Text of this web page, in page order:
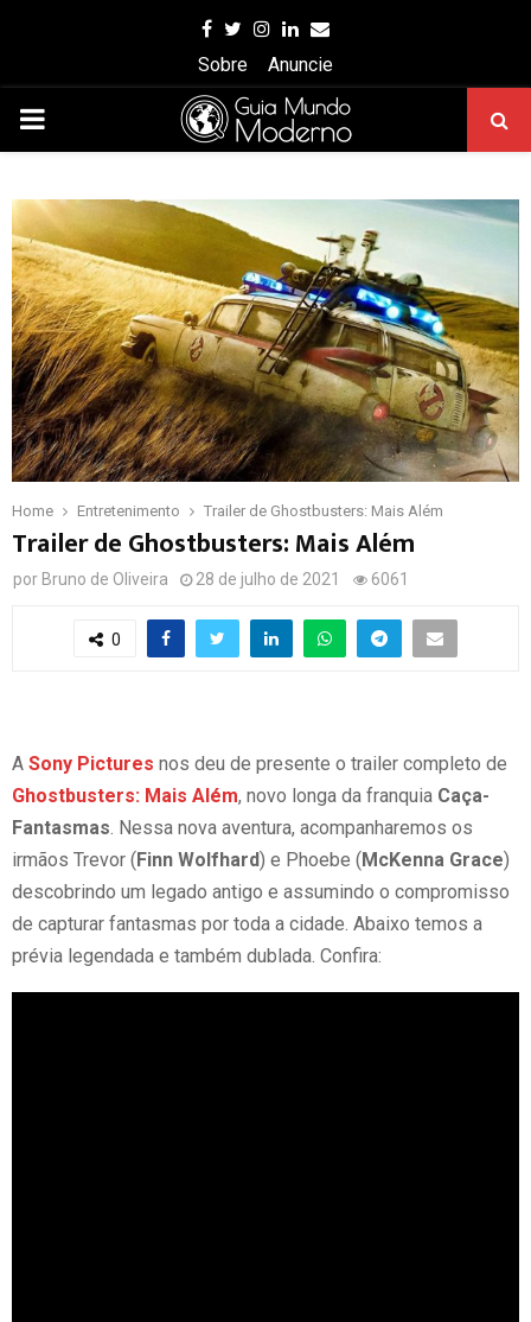
Facebook
Twitter
Instagram
Linkedin
Email
Sobre
Anuncie
PRIMARY
Home Entretenimento Trailer de Ghostbusters: Mais Além
Trailer de Ghostbusters: Mais Além
por Bruno de Oliveira 28 de julho de 2021 6061
0
A Sony Pictures nos deu de presente o trailer completo de
Ghostbusters: Mais Além, novo longa da franquia Caça-
Fantasmas . Nessa nova aventura, acompanharemos os
irmãos Trevor (Finn Wolfhard) e Phoebe (McKenna Grace)
descobrindo um legado antigo e assumindo o compromisso
de capturar fantasmas por toda a cidade. Abaixo temos a
prévia legendada e também dublada. Confira: